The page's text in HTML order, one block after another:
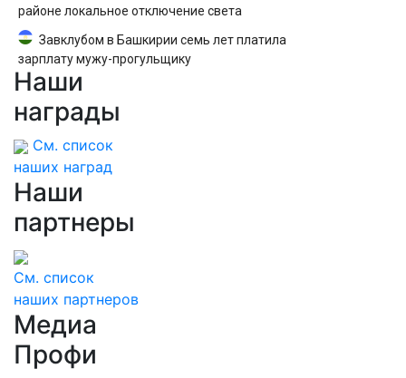
районе локальное отключение света
Завклубом в Башкирии семь лет платила
зарплату мужу-прогульщику
Наши
награды
См. список
наших наград
Наши
партнеры
См. список
наших партнеров
Медиа
Профи